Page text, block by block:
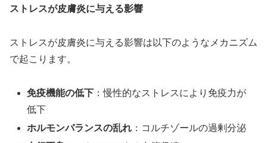
ストレスが皮膚炎に与える影響
ストレスが皮膚炎に与える影響は以下のようなメカニズム
で起こります。
免疫機能の低下 ：慢性的なストレスにより免疫力が
低下
ホルモンバランスの乱れ ：コルチゾールの過剰分泌